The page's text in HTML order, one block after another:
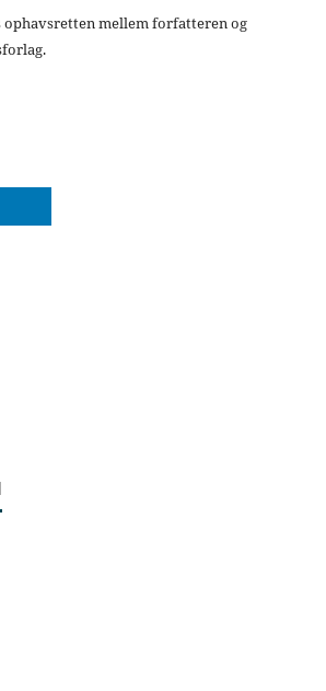
ophavsretten mellem forfatteren og